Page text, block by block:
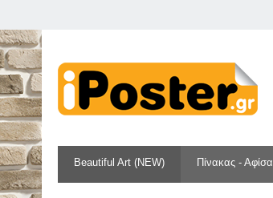
Beautiful Art (NEW) Πίνακας - Αφίσα